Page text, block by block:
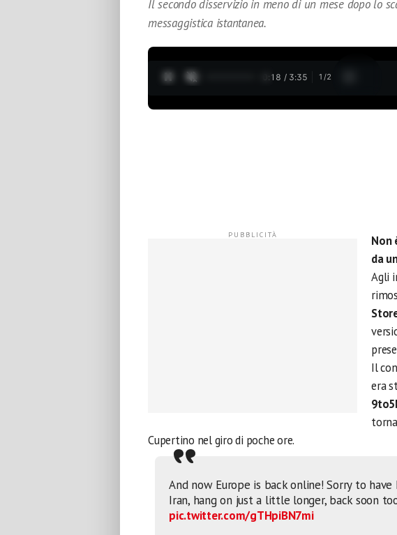
Il secondo disservizio in meno di un mese dopo lo
messaggistica istantanea.
0:19 / 3:35 1 /2
Non
da
Agli
Il
era
Cupertino nel giro di poche ore.
And now Europe is back online! Sorry to
Iran, hang on just a little longer, back soon
pic.twitter.com/gTHpiBN7mi